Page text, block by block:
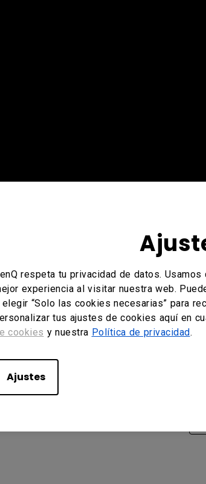
respeta tu privacidad de datos.
experiencia al visitar nuestra web.
“Solo las cookies necesarias” para
tus ajustes de cookies aquí en
cookies y nuestra Política de privacidad.
Ajustes
aplicables
para educación RP7501K, RP6501K
útil esta información?